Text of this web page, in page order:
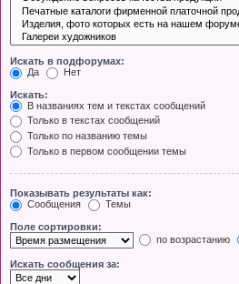
Искать в подфорумах:
Да
Нет
Искать:
В названиях тем и текстах сообщений
Только в текстах сообщений
Только по названию темы
Только в первом сообщении темы
Показывать результаты как:
Сообщения
Темы
Поле сортировки:
по возрастанию
Искать сообщения за: